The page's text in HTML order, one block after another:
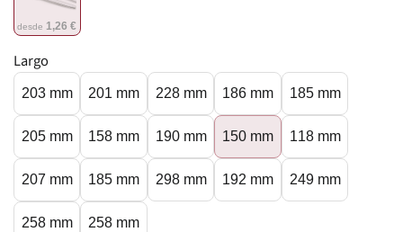
desde 1,26 €
Largo
203 mm 201 mm 228 mm 186 mm 185 mm
205 mm 158 mm 190 mm 150 mm 118 mm
207 mm 185 mm 298 mm 192 mm 249 mm
258 mm 258 mm